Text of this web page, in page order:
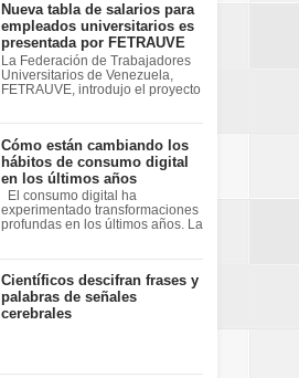
Nueva tabla de salarios para
empleados universitarios es
presentada por FETRAUVE
La Federación de Trabajadores
Universitarios de Venezuela,
FETRAUVE, introdujo el proyecto
Cómo están cambiando los
hábitos de consumo digital
en los últimos años
El consumo digital ha
experimentado transformaciones
profundas en los últimos años. La
Científicos descifran frases y
palabras de señales
cerebrales